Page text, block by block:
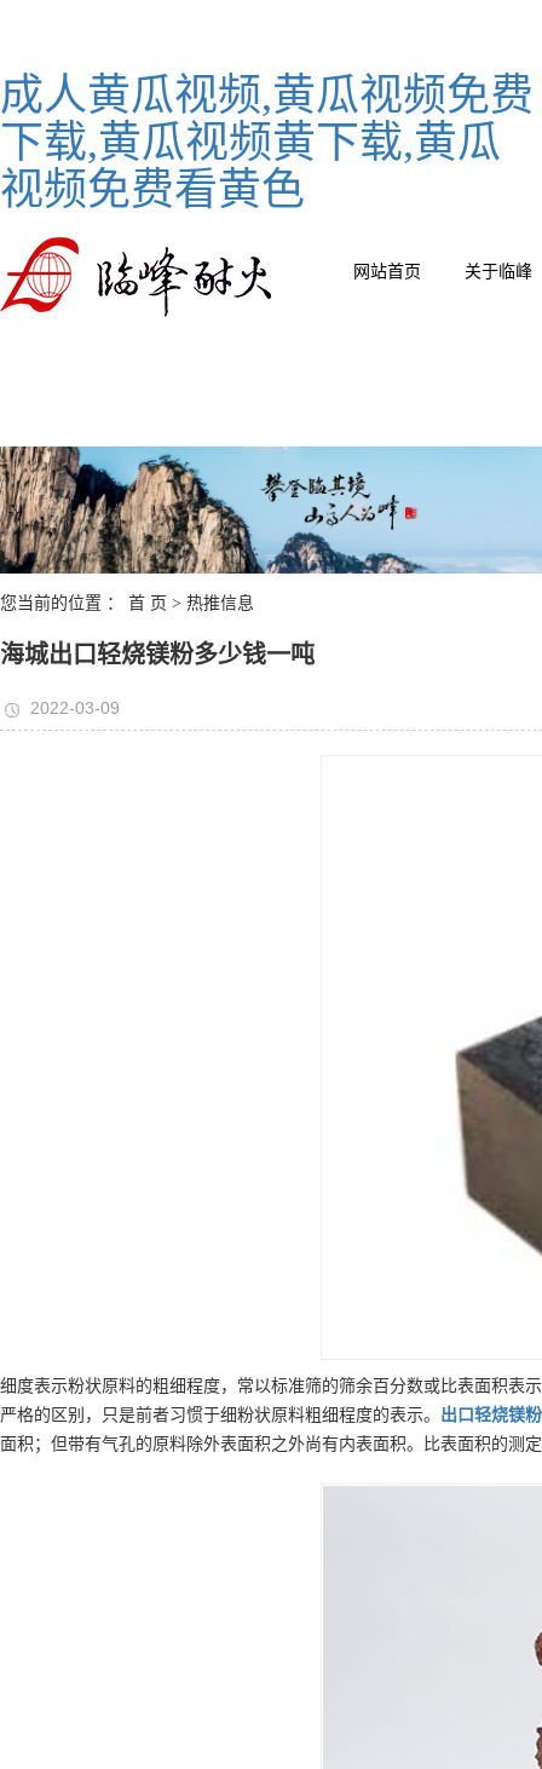
成人黄瓜视频,黄瓜视频免费
下载,黄瓜视频黄下载,黄瓜
视频免费看黄色
网站首页 关于临峰
您当前的位置 ： 首 页 > 热推信息
海城出口轻烧镁粉多少钱一吨
2022-03-09
细度表示粉状原料的粗细程度，常以标准筛的筛余百分数或比表面积表
严格的区别，只是前者习惯于细粉状原料粗细程度的表示。 出口轻烧镁粉
面积；但带有气孔的原料除外表面积之外尚有内表面积。比表面积的测